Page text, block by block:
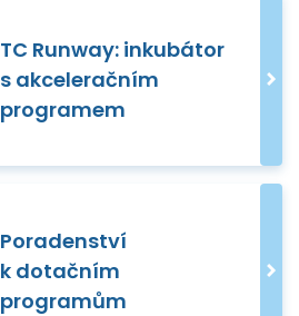
TC Runway: inkubátor
s akceleračním
programem
Poradenství
k dotačním
programům